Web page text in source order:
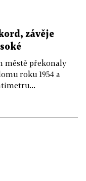
závěje
městě překonaly
roku 1954 a